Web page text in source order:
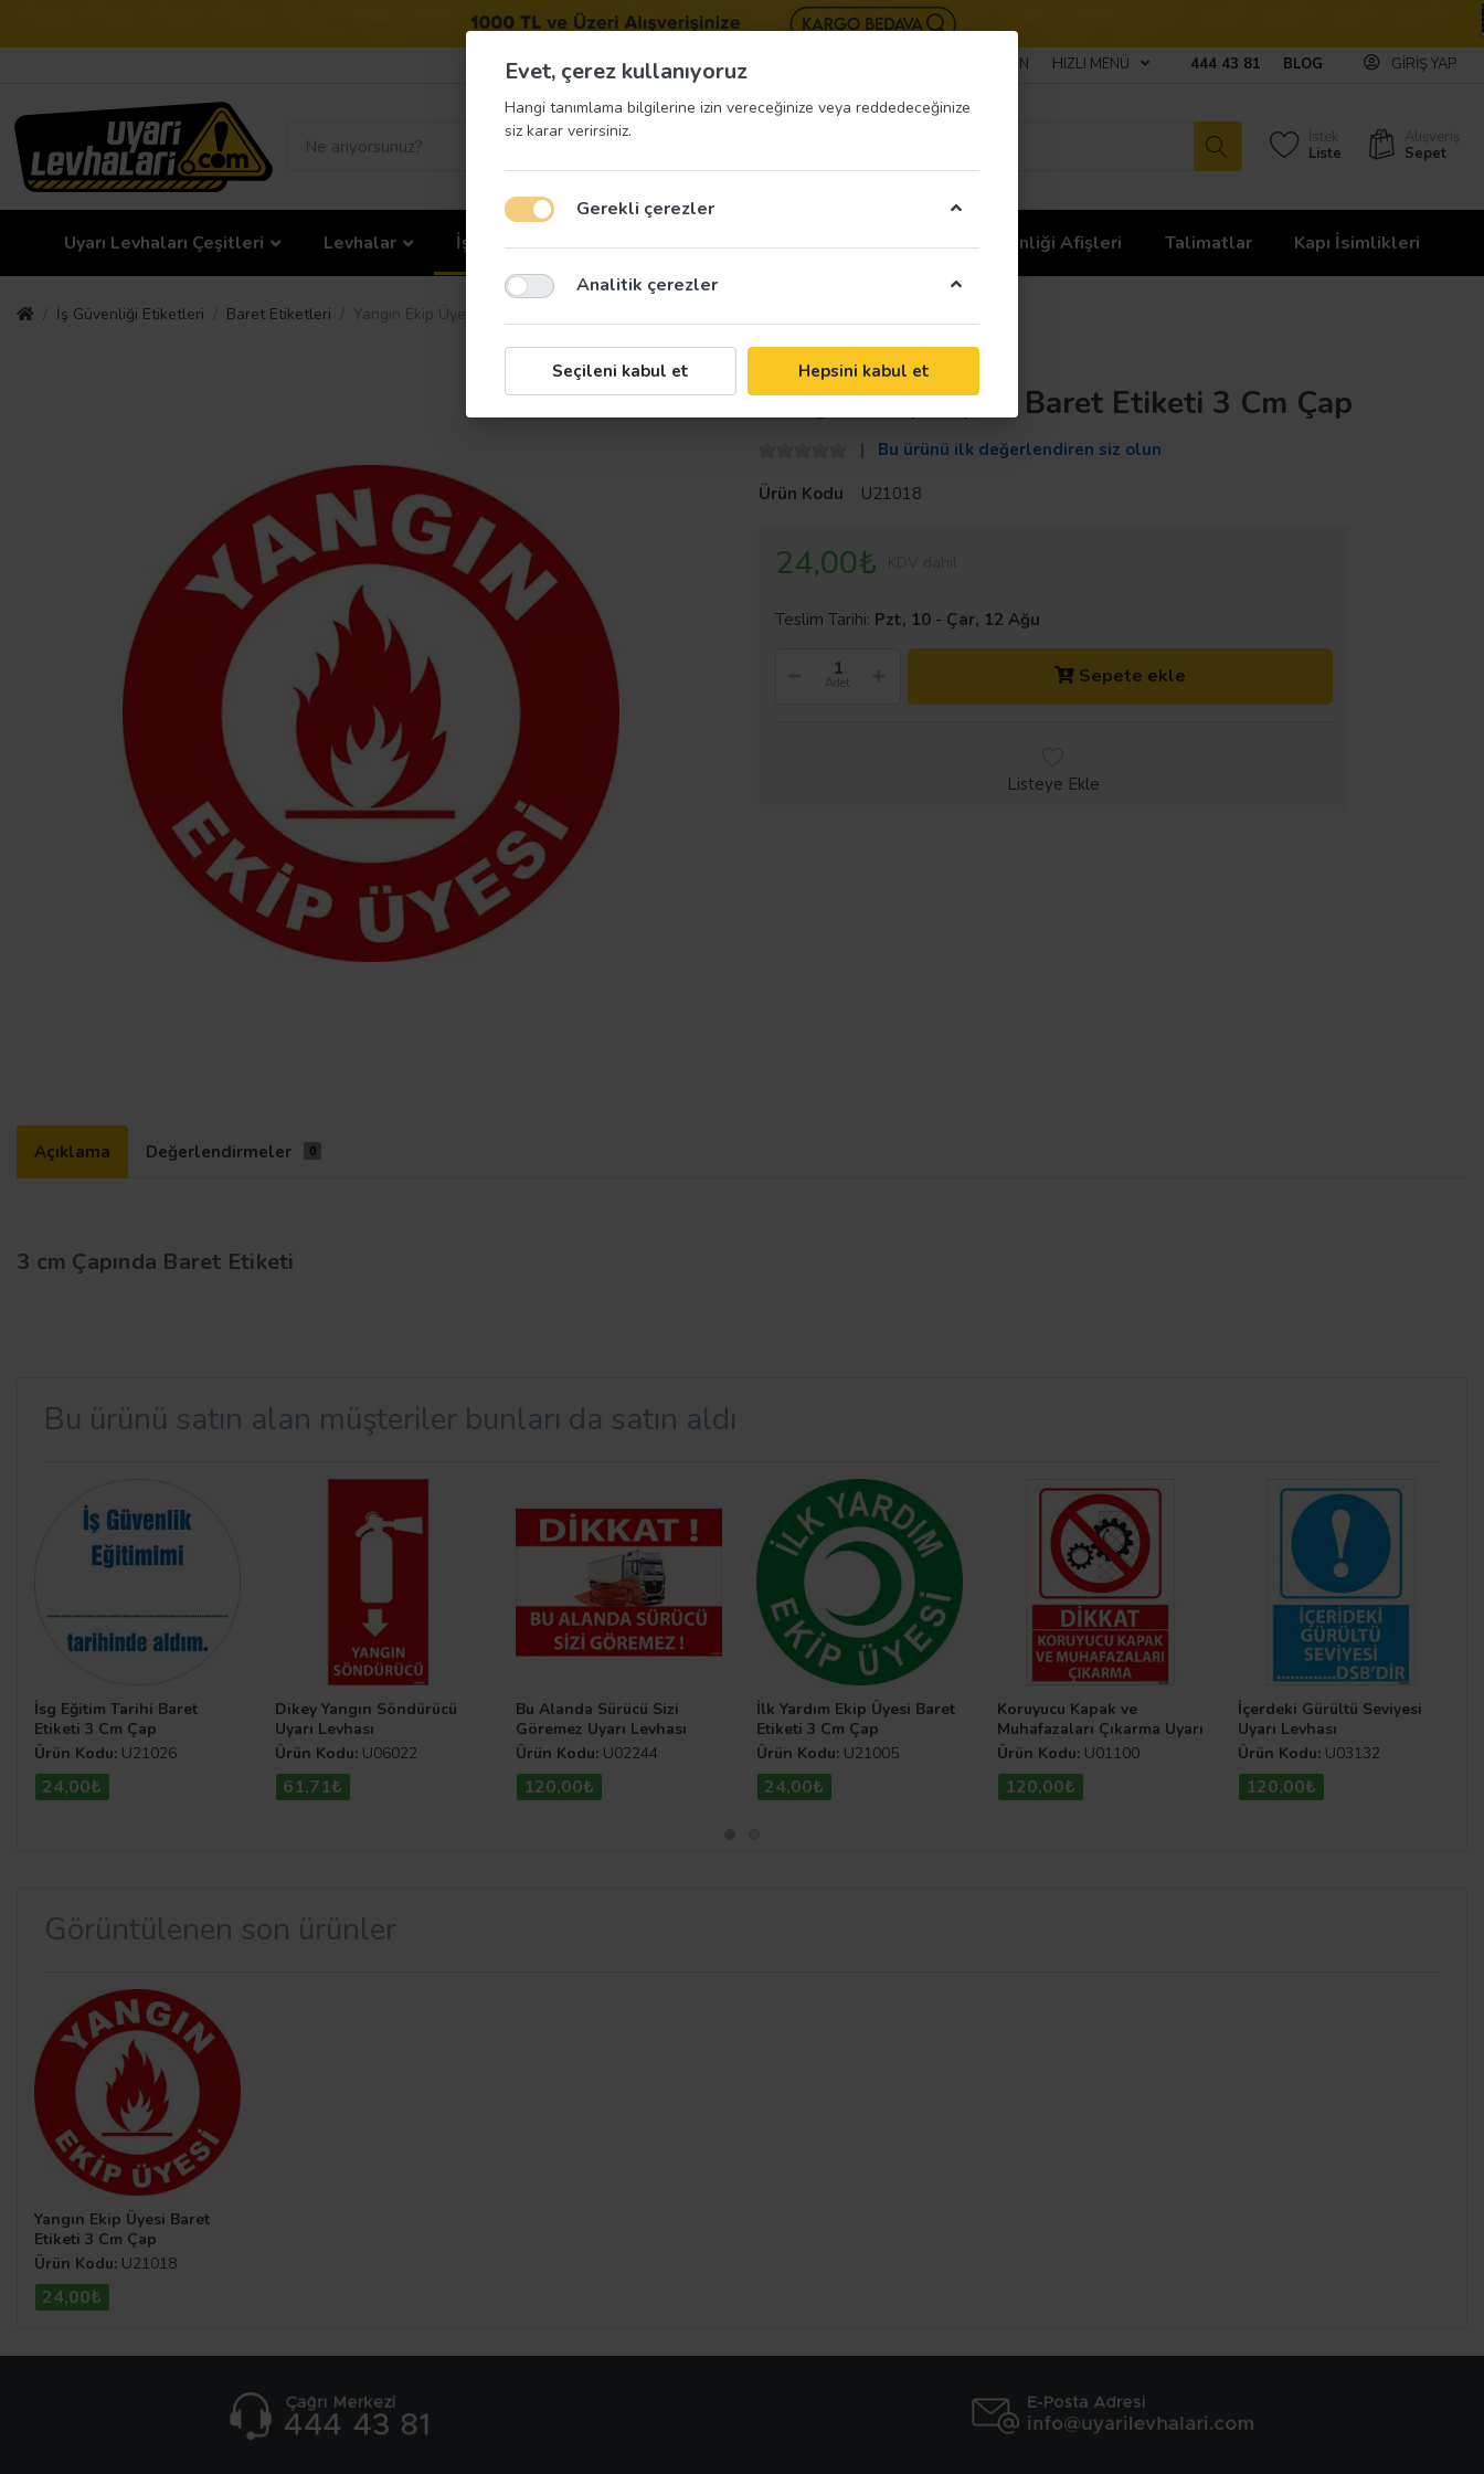
BIZE ULAŞIN HIZLI MENÜ 444 43 81 BLOG GIRIŞ YAP
İstek
Liste
Alışveriş
Sepet
Uyarı Levhaları Çeşitleri Levhalar İş Güvenliği Etiketleri İş Güvenliği Ekipmanları İş Güvenliği Afişleri Talimatlar Kapı İsimlikleri
İş Güvenliği Etiketleri Baret Etiketleri Yangın Ekip Üyesi Baret Etiketi 3 Cm Çap
Taroks
Yangın Ekip Üyesi Baret Etiketi 3 Cm Çap
Bu ürünü ilk değerlendiren siz olun
Ürün Kodu
U21018
24,00₺
Teslim Tarihi: Pzt, 10 - Çar, 12 Ağu
Adet Sepete ekle
Listeye Ekle
Açıklama Değerlendirmeler 0
3 cm Çapında Baret Etiketi
Bu ürünü satın alan müşteriler bunları da satın aldı
İsg Eğitim Tarihi Baret
Etiketi 3 Cm Çap
Ürün Kodu: U21026
24,00₺
Dikey Yangın Söndürücü
Uyarı Levhası
Ürün Kodu: U06022
61,71₺
Bu Alanda Sürücü Sizi
Göremez Uyarı Levhası
Ürün Kodu: U02244
120,00₺
İlk Yardım Ekip Üyesi Baret
Etiketi 3 Cm Çap
Ürün Kodu: U21005
24,00₺
Koruyucu Kapak ve
Muhafazaları Çıkarma Uyarı
Levhası
Ürün Kodu: U01100
120,00₺
İçerdeki Gürültü Seviyesi
Uyarı Levhası
Ürün Kodu: U03132
120,00₺
Görüntülenen son ürünler
Yangın Ekip Üyesi Baret
Etiketi 3 Cm Çap
Ürün Kodu: U21018
24,00₺
Evet, çerez kullanıyoruz
Hangi tanımlama bilgilerine izin vereceğinize veya reddedeceğinize
siz karar verirsiniz.
Gerekli çerezler
Analitik çerezler
Seçileni kabul et Hepsini kabul et